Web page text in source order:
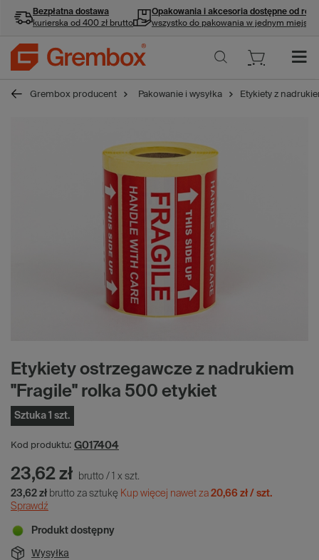
Bezpłatna dostawa
kurierska od 400 zł brutto
Opakowania i akcesoria dostępne od ręki
wszystko do pakowania w jednym miejscu
Grembox producent Pakowanie i wysyłka Etykiety z
Etykiety ostrzegawcze z nadrukiem
"Fragile" rolka 500 etykiet
Sztuka 1 szt.
Kod produktu: G017404
23,62 zł brutto / 1 x szt.
23,62 zł brutto za sztukę Kup więcej nawet za 20,66 zł / szt.
Sprawdź
Produkt dostępny
Wysyłka